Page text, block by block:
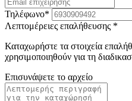
Τηλέφωνο*
Λεπτομέρειες επαλήθευσης *
Καταχωρήστε τα στοιχεία
χρησιμοποιηθούν για τη
Επισυνάψετε το αρχείο